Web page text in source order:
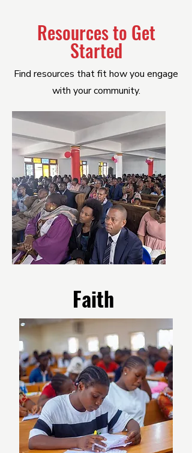
Resources to Get
Started
Find resources that fit how you engage
with your community.
Faith